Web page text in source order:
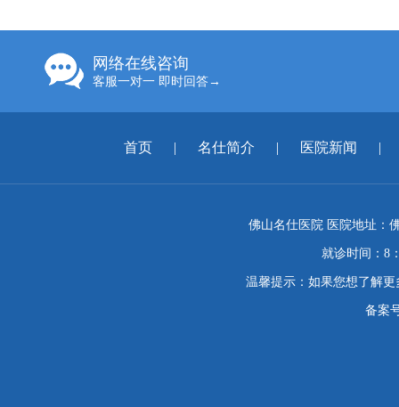
网络在线咨询
客服一对一 即时回答→
首页 | 名仕简介 | 医院新闻 |
佛山名仕医院 医院地址：
就诊时间：8
温馨提示：如果您想了解
备案